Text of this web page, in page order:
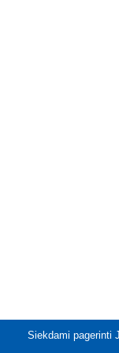
Siekdami pagerinti